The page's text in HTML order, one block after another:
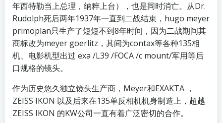
年西特勒当上总理，纳粹上台），也是同时消亡。从Dr.
Rudolph死后两年1937年一直到二战结束，hugo meyer
primoplan只生产了短短不到8年时间，因为二战期间其
商标改为meyer goerlitz，其间为contax等各种135相
机、电影机型出过 exa /L39 /FOCA /c mount/军用等后
口规格的镜头。
作为历史悠久独立镜头生产商，Meyer和EXAKTA ，
ZEISS IKON 以及后来在135单反相机机身制造上，超越
ZEISS IKON 的KW公司一直有着广泛密切的合作。